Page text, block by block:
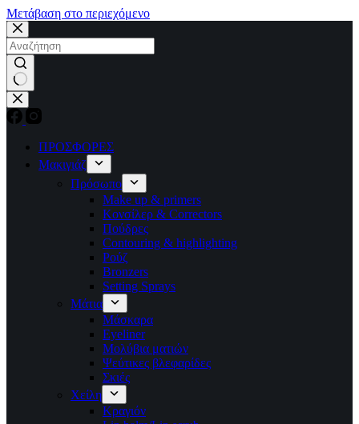
Μετάβαση στο περιεχόμενο
No
results
ΠΡΟΣΦΟΡΕΣ
Μακιγιάζ
Πρόσωπο
Make up & primers
Κονσίλερ & Correctors
Πούδρες
Contouring & highlighting
Ρούζ
Bronzers
Setting Sprays
Μάτια
Μάσκαρα
Eyeliner
Μολύβια ματιών
Ψεύτικες βλεφαρίδες
Σκιές
Χείλη
Κραγιόν